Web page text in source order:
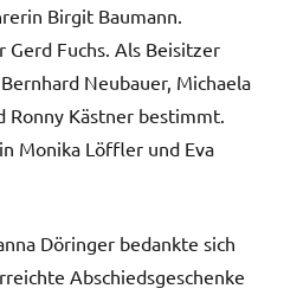
Birgit Baumann.
Fuchs. Als Beisitzer
Neubauer, Michaela
Ronny Kästner bestimmt.
Monika Löffler und Eva
Döringer bedankte sich
Abschiedsgeschenke